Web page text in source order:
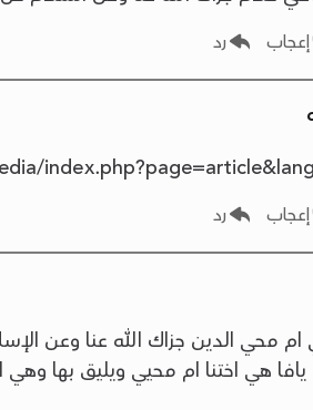
إعجاب رد
إعجاب رد
محي الدين جزاك الله عنا وعن
هي اختنا ام محيي ويليق بها